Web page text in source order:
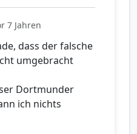
7 Jahren
dass der falsche
umgebracht
Dortmunder
ich nichts